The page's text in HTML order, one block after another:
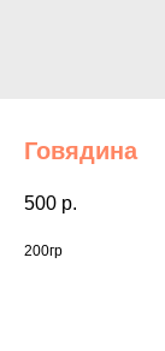
Говядина
500 р.
200гр